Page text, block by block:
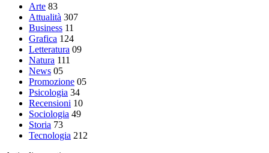
Arte 83
Attualità 307
Business 11
Grafica 124
Letteratura 09
Natura 111
News 05
Promozione 05
Psicologia 34
Recensioni 10
Sociologia 49
Storia 73
Tecnologia 212